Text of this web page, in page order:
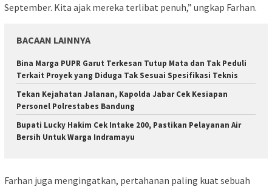
September. Kita ajak mereka terlibat penuh,” ungkap Farhan.
BACAAN LAINNYA
Bina Marga PUPR Garut Terkesan Tutup Mata dan Tak Peduli
Terkait Proyek yang Diduga Tak Sesuai Spesifikasi Teknis
Tekan Kejahatan Jalanan, Kapolda Jabar Cek Kesiapan
Personel Polrestabes Bandung
Bupati Lucky Hakim Cek Intake 200, Pastikan Pelayanan Air
Bersih Untuk Warga Indramayu
Farhan juga mengingatkan, pertahanan paling kuat sebuah